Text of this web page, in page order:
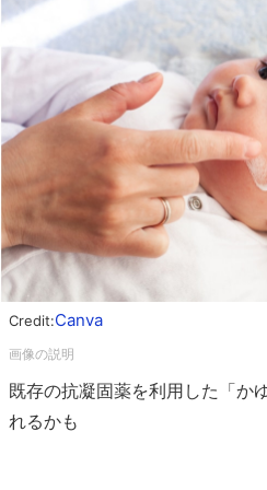
Credit:Canva
既存の抗凝固薬を利用した「か
れるかも